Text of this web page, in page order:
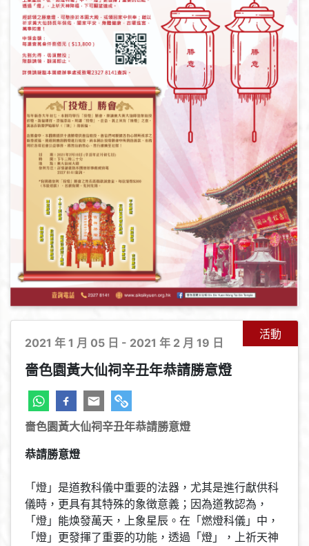
活動
2021 年 1 月 05 日 - 2021 年 2 月 19 日
嗇色園黃大仙祠辛丑年恭請勝意燈
嗇色園黃大仙祠辛丑年恭請勝意燈
恭請勝意燈
「燈」是道教科儀中重要的法器，尤其是進行獻供科
儀時，更具有其特殊的象徴意義；因為道教認為，
「燈」能焕發萬天，上象星辰。在「燃燈科儀」中，
「燈」更發揮了重要的功能，透過「燈」，上祈天神